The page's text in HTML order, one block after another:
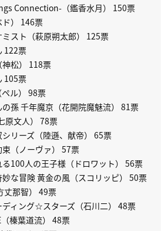
Connection-（鑑香水月） 150票
） 146票
スト（萩原朔太郎） 125票
122票
松） 118票
105票
ペル） 98票
孫 千年魔京（花開院魔魅流） 81票
原文人） 78票
リーズ（陸遜、献帝） 65票
（ノーヴァ） 57票
100人の王子様（ドロワット） 56票
な冒険 黄金の風（スコリッピ） 50票
那智） 49票
ィング☆スターズ（石川二） 48票
榛葉道流） 48票